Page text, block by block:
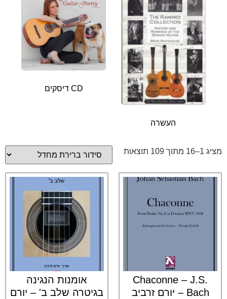
העשרה
CD דיסקים
מציג 1–16 מתוך 109 תוצאות
Chaconne – J.S.
Bach – יורם זרביב
אומנות הנגינה
בגיטרה שלב ב' – יורם